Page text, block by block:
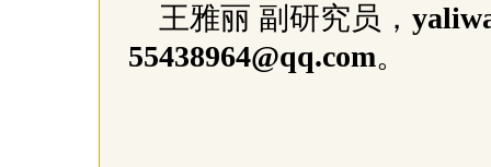
王雅丽 副研究员，
55438964@qq.com。